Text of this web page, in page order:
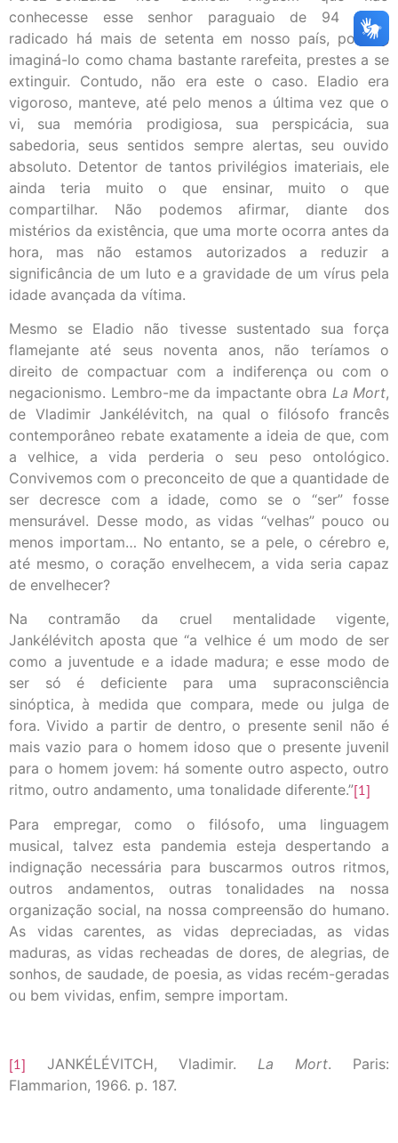
conhecesse esse senhor paraguaio de 94 anos,
radicado há mais de setenta em nosso país, poderia
imaginá-lo como chama bastante rarefeita, prestes a se
extinguir. Contudo, não era este o caso. Eladio era
vigoroso, manteve, até pelo menos a última vez que o
vi, sua memória prodigiosa, sua perspicácia, sua
sabedoria, seus sentidos sempre alertas, seu ouvido
absoluto. Detentor de tantos privilégios imateriais, ele
ainda teria muito o que ensinar, muito o que
compartilhar. Não podemos afirmar, diante dos
mistérios da existência, que uma morte ocorra antes da
hora, mas não estamos autorizados a reduzir a
significância de um luto e a gravidade de um vírus pela
idade avançada da vítima.
Mesmo se Eladio não tivesse sustentado sua força
flamejante até seus noventa anos, não teríamos o
direito de compactuar com a indiferença ou com o
negacionismo. Lembro-me da impactante obra La Mort,
de Vladimir Jankélévitch, na qual o filósofo francês
contemporâneo rebate exatamente a ideia de que, com
a velhice, a vida perderia o seu peso ontológico.
Convivemos com o preconceito de que a quantidade de
ser decresce com a idade, como se o “ser” fosse
mensurável. Desse modo, as vidas “velhas” pouco ou
menos importam… No entanto, se a pele, o cérebro e,
até mesmo, o coração envelhecem, a vida seria capaz
de envelhecer?
Na contramão da cruel mentalidade vigente,
Jankélévitch aposta que “a velhice é um modo de ser
como a juventude e a idade madura; e esse modo de
ser só é deficiente para uma supraconsciência
sinóptica, à medida que compara, mede ou julga de
fora. Vivido a partir de dentro, o presente senil não é
mais vazio para o homem idoso que o presente juvenil
para o homem jovem: há somente outro aspecto, outro
ritmo, outro andamento, uma tonalidade diferente.”[1]
Para empregar, como o filósofo, uma linguagem
musical, talvez esta pandemia esteja despertando a
indignação necessária para buscarmos outros ritmos,
outros andamentos, outras tonalidades na nossa
organização social, na nossa compreensão do humano.
As vidas carentes, as vidas depreciadas, as vidas
maduras, as vidas recheadas de dores, de alegrias, de
sonhos, de saudade, de poesia, as vidas recém-geradas
ou bem vividas, enfim, sempre importam.
[1] JANKÉLÉVITCH, Vladimir. La Mort. Paris:
Flammarion, 1966. p. 187.